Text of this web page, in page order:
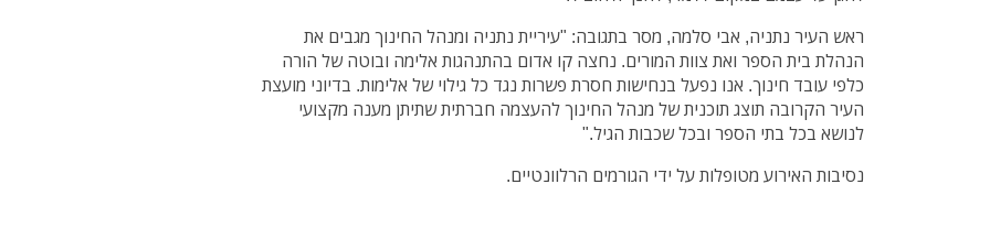
ראש העיר נתניה, אבי סלמה, מסר בתגובה: "עיריית נתניה ומנהל החינוך מגבים את
הנהלת בית הספר ואת צוות המורים. נחצה קו אדום בהתנהגות אלימה ובוטה של הורה
כלפי עובד חינוך. אנו נפעל בנחישות חסרת פשרות נגד כל גילוי של אלימות. בדיוני מועצת
העיר הקרובה תוצג תוכנית של מנהל החינוך להעצמה חברתית שתיתן מענה מקצועי
לנושא בכל בתי הספר ובכל שכבות הגיל."
נסיבות האירוע מטופלות על ידי הגורמים הרלוונטיים.